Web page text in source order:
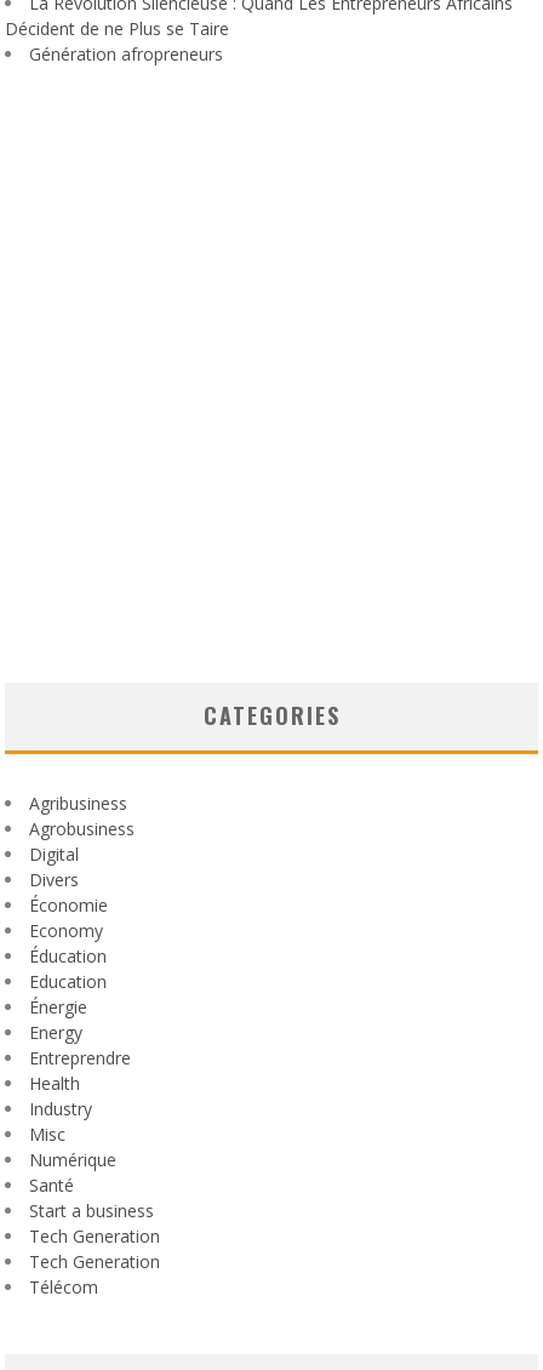
Décident de ne Plus se Taire
Génération afropreneurs
CATEGORIES
Agribusiness
Agrobusiness
Digital
Divers
Économie
Economy
Éducation
Education
Énergie
Energy
Entreprendre
Health
Industry
Misc
Numérique
Santé
Start a business
Tech Generation
Tech Generation
Télécom